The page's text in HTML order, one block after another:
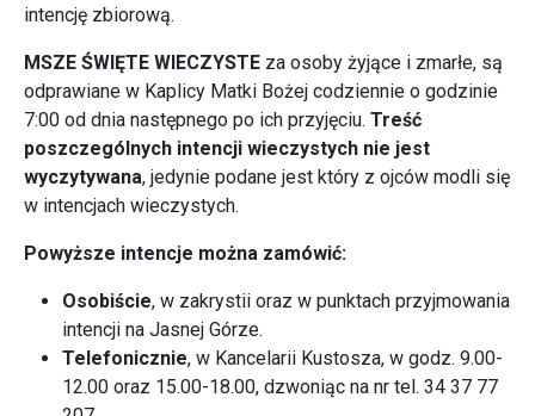
intencję zbiorową.
MSZE ŚWIĘTE WIECZYSTE za osoby żyjące i zmarłe, są
odprawiane w Kaplicy Matki Bożej codziennie o godzinie
7:00 od dnia następnego po ich przyjęciu. Treść
poszczególnych intencji wieczystych nie jest
wyczytywana, jedynie podane jest który z ojców modli się
w intencjach wieczystych.
Powyższe intencje można zamówić:
Osobiście, w zakrystii oraz w punktach przyjmowania
intencji na Jasnej Górze.
Telefonicznie, w Kancelarii Kustosza, w godz. 9.00-
12.00 oraz 15.00-18.00, dzwoniąc na nr tel. 34 37 77